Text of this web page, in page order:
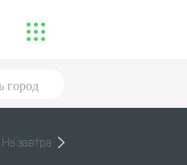
город
На завтра